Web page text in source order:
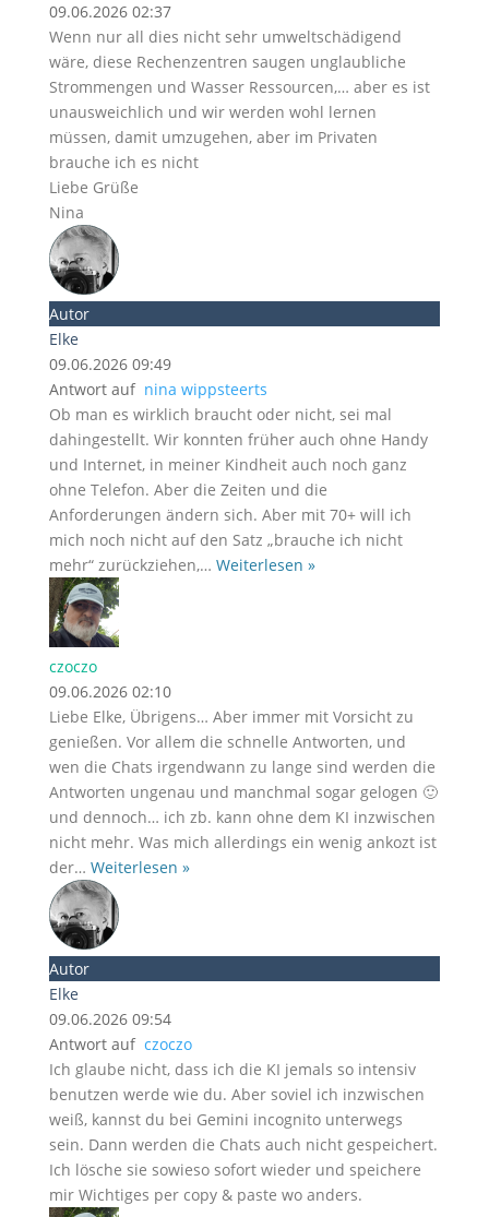
09.06.2026 02:37
Wenn nur all dies nicht sehr umweltschädigend
wäre, diese Rechenzentren saugen unglaubliche
Strommengen und Wasser Ressourcen,… aber es ist
unausweichlich und wir werden wohl lernen
müssen, damit umzugehen, aber im Privaten
brauche ich es nicht
Liebe Grüße
Nina
Autor
Elke
09.06.2026 09:49
Antwort auf nina wippsteerts
Ob man es wirklich braucht oder nicht, sei mal
dahingestellt. Wir konnten früher auch ohne Handy
und Internet, in meiner Kindheit auch noch ganz
ohne Telefon. Aber die Zeiten und die
Anforderungen ändern sich. Aber mit 70+ will ich
mich noch nicht auf den Satz „brauche ich nicht
mehr“ zurückziehen,… Weiterlesen »
czoczo
09.06.2026 02:10
Liebe Elke, Übrigens… Aber immer mit Vorsicht zu
genießen. Vor allem die schnelle Antworten, und
wen die Chats irgendwann zu lange sind werden die
Antworten ungenau und manchmal sogar gelogen 🙂
und dennoch… ich zb. kann ohne dem KI inzwischen
nicht mehr. Was mich allerdings ein wenig ankozt ist
der… Weiterlesen »
Autor
Elke
09.06.2026 09:54
Antwort auf czoczo
Ich glaube nicht, dass ich die KI jemals so intensiv
benutzen werde wie du. Aber soviel ich inzwischen
weiß, kannst du bei Gemini incognito unterwegs
sein. Dann werden die Chats auch nicht gespeichert.
Ich lösche sie sowieso sofort wieder und speichere
mir Wichtiges per copy & paste wo anders.